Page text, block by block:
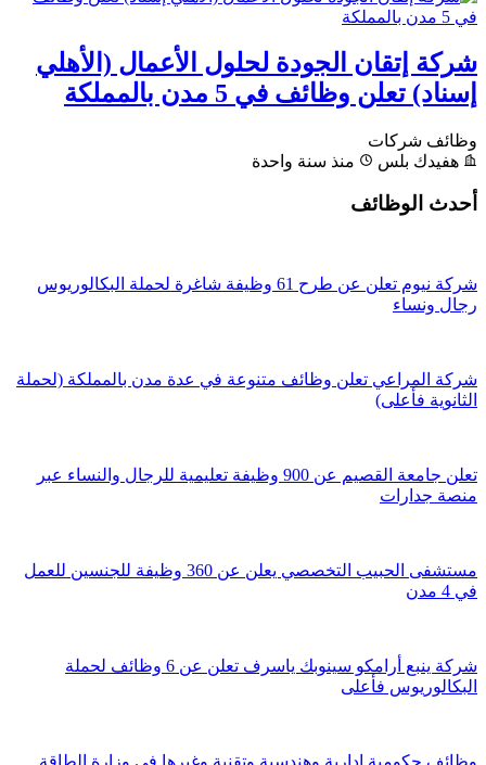
شركة إتقان الجودة لحلول الأعمال (الأهلي
إسناد) تعلن وظائف في 5 مدن بالمملكة
وظائف شركات
هفيدك بلس
منذ سنة واحدة
أحدث الوظائف
شركة نيوم تعلن عن طرح 61 وظيفة شاغرة لحملة البكالوريوس
رجال ونساء
شركة المراعي تعلن وظائف متنوعة في عدة مدن بالمملكة (لحملة
الثانوية فأعلى)
تعلن جامعة القصيم عن 900 وظيفة تعليمية للرجال والنساء عبر
منصة جدارات
مستشفى الحبيب التخصصي يعلن عن 360 وظيفة للجنسين للعمل
في 4 مدن
شركة ينبع أرامكو سينوبك ياسرف تعلن عن 6 وظائف لحملة
البكالوريوس فأعلى
وظائف حكومية إدارية وهندسية وتقنية وغيرها في وزارة الطاقة